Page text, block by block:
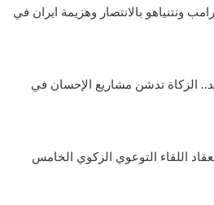
ونتنياهو بالانتصار وهزيمة ايران في
الزكاة تدشن مشاريع الإحسان في
اللقاء التوعوي الزكوي الخامس